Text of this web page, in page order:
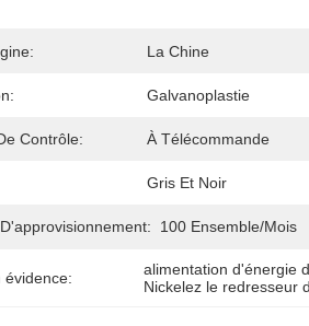
La Chine
Galvanoplastie
Contrôle: À Télécommande
Gris Et Noir
100 Ensemble/mois
évidence: alimentation d'énergie
Nickelez le redresseur